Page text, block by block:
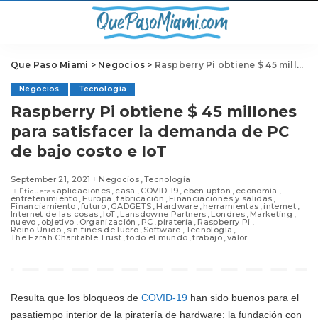
Que Paso Miami > Negocios > Raspberry Pi obtiene $ 45 millones para satisfacer la demanda de PC de bajo costo e IoT
Negocios Tecnología
Raspberry Pi obtiene $ 45 millones
para satisfacer la demanda de PC
de bajo costo e IoT
September 21, 2021 Negocios Tecnología
Etiquetas aplicaciones casa COVID-19 eben upton economía
entretenimiento Europa fabricación Financiaciones y salidas
Financiamiento futuro GADGETS Hardware herramientas internet
Internet de las cosas IoT Lansdowne Partners Londres Marketing
nuevo objetivo Organización PC piratería Raspberry Pi
Reino Unido sin fines de lucro Software Tecnología
The Ezrah Charitable Trust todo el mundo trabajo valor
Resulta que los bloqueos de COVID-19 han sido buenos para el
pasatiempo interior de la piratería de hardware: la fundación con